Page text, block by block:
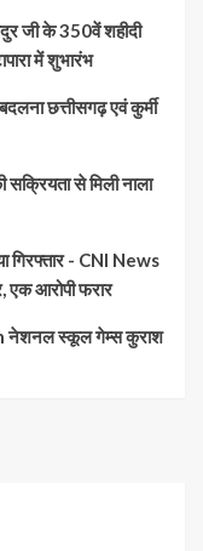
जी के 350वें शहीदी
में शुभारंभ
छत्तीसगढ़ एवं कुर्मी
सक्रियता से मिली नाला
गिरफ्तार - CNI News
एक आरोपी फरार
नेशनल स्कूल गेम्स कुराश